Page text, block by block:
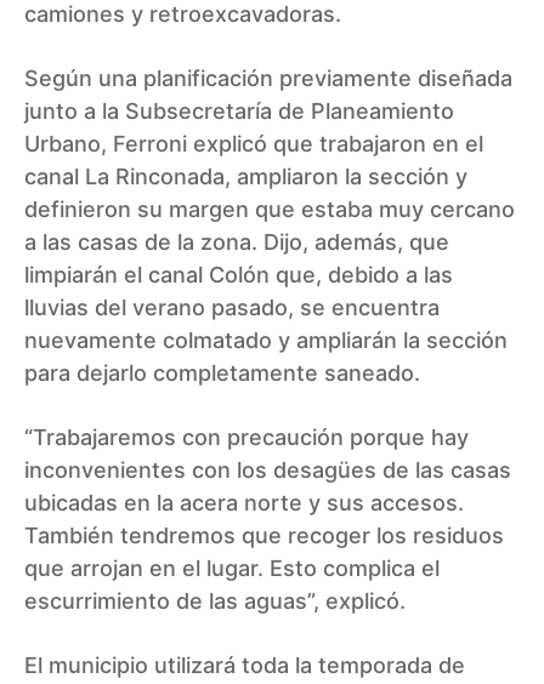
camiones y retroexcavadoras.
Según una planificación previamente diseñada
junto a la Subsecretaría de Planeamiento
Urbano, Ferroni explicó que trabajaron en el
canal La Rinconada, ampliaron la sección y
definieron su margen que estaba muy cercano
a las casas de la zona. Dijo, además, que
limpiarán el canal Colón que, debido a las
lluvias del verano pasado, se encuentra
nuevamente colmatado y ampliarán la sección
para dejarlo completamente saneado.
“Trabajaremos con precaución porque hay
inconvenientes con los desagües de las casas
ubicadas en la acera norte y sus accesos.
También tendremos que recoger los residuos
que arrojan en el lugar. Esto complica el
escurrimiento de las aguas”, explicó.
El municipio utilizará toda la temporada de